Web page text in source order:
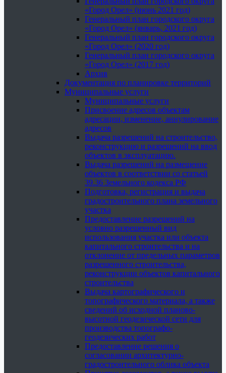
«Город Орел» (июнь 2021 год)
Генеральный план городского округа
«Город Орел» (январь, 2021 год)
Генеральный план городского округа
«Город Орел» (2020 год)
Генеральный план городского округа
«Город Орел» (2017 год)
Архив
Документация по планировке территорий
Муниципальные услуги
Муниципальные услуги
Присвоение адресов объектам
адресации, изменение, аннулирование
адресов
Выдача разрешений на строительство,
реконструкцию и разрешений на ввод
объектов в эксплуатацию.
Выдача разрешений на размещение
объектов в соответствии со статьей
39.36 Земельного кодекса РФ
Подготовка, регистрация и выдача
градостроительного плана земельного
участка
Предоставление разрешений на
условно разрешенный вид
использования участка или объекта
капитального строительства и на
отклонение от предельных параметров
разрешенного строительства,
реконструкции объектов капитального
строительства
Выдача картографического и
топографического материала, а также
сведений об исходной планово-
высотной геодезической сети для
производства топографо-
геодезических работ
Предоставление решения о
согласовании архитектурно-
градостроительного облика объекта